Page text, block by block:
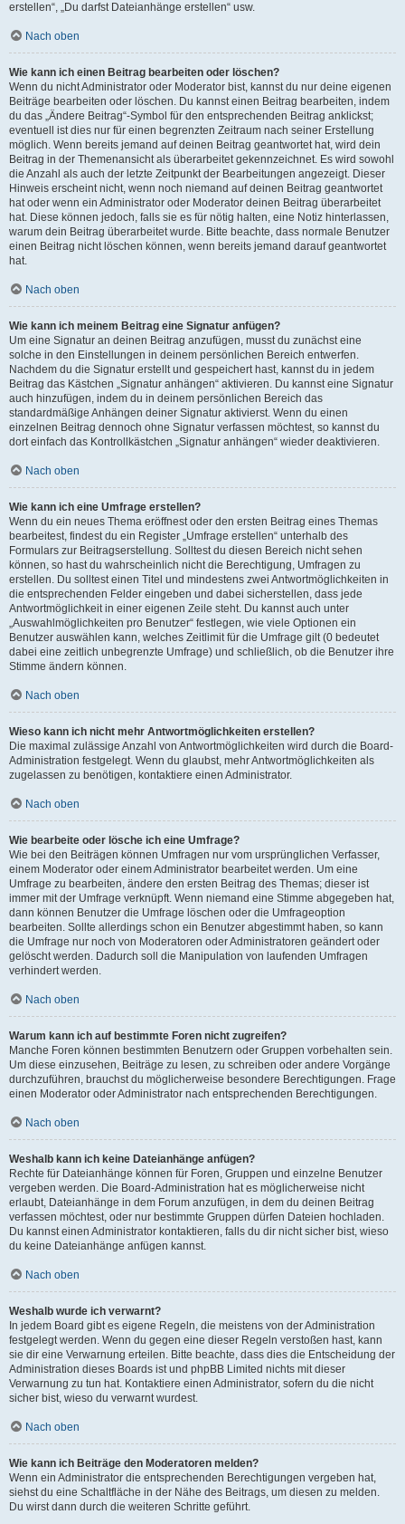
erstellen“, „Du darfst Dateianhänge erstellen“ usw.
Nach oben
Wie kann ich einen Beitrag bearbeiten oder löschen?
Wenn du nicht Administrator oder Moderator bist, kannst du nur deine eigenen
Beiträge bearbeiten oder löschen. Du kannst einen Beitrag bearbeiten, indem
du das „Ändere Beitrag“-Symbol für den entsprechenden Beitrag anklickst;
eventuell ist dies nur für einen begrenzten Zeitraum nach seiner Erstellung
möglich. Wenn bereits jemand auf deinen Beitrag geantwortet hat, wird dein
Beitrag in der Themenansicht als überarbeitet gekennzeichnet. Es wird sowohl
die Anzahl als auch der letzte Zeitpunkt der Bearbeitungen angezeigt. Dieser
Hinweis erscheint nicht, wenn noch niemand auf deinen Beitrag geantwortet
hat oder wenn ein Administrator oder Moderator deinen Beitrag überarbeitet
hat. Diese können jedoch, falls sie es für nötig halten, eine Notiz hinterlassen,
warum dein Beitrag überarbeitet wurde. Bitte beachte, dass normale Benutzer
einen Beitrag nicht löschen können, wenn bereits jemand darauf geantwortet
hat.
Nach oben
Wie kann ich meinem Beitrag eine Signatur anfügen?
Um eine Signatur an deinen Beitrag anzufügen, musst du zunächst eine
solche in den Einstellungen in deinem persönlichen Bereich entwerfen.
Nachdem du die Signatur erstellt und gespeichert hast, kannst du in jedem
Beitrag das Kästchen „Signatur anhängen“ aktivieren. Du kannst eine Signatur
auch hinzufügen, indem du in deinem persönlichen Bereich das
standardmäßige Anhängen deiner Signatur aktivierst. Wenn du einen
einzelnen Beitrag dennoch ohne Signatur verfassen möchtest, so kannst du
dort einfach das Kontrollkästchen „Signatur anhängen“ wieder deaktivieren.
Nach oben
Wie kann ich eine Umfrage erstellen?
Wenn du ein neues Thema eröffnest oder den ersten Beitrag eines Themas
bearbeitest, findest du ein Register „Umfrage erstellen“ unterhalb des
Formulars zur Beitragserstellung. Solltest du diesen Bereich nicht sehen
können, so hast du wahrscheinlich nicht die Berechtigung, Umfragen zu
erstellen. Du solltest einen Titel und mindestens zwei Antwortmöglichkeiten in
die entsprechenden Felder eingeben und dabei sicherstellen, dass jede
Antwortmöglichkeit in einer eigenen Zeile steht. Du kannst auch unter
„Auswahlmöglichkeiten pro Benutzer“ festlegen, wie viele Optionen ein
Benutzer auswählen kann, welches Zeitlimit für die Umfrage gilt (0 bedeutet
dabei eine zeitlich unbegrenzte Umfrage) und schließlich, ob die Benutzer ihre
Stimme ändern können.
Nach oben
Wieso kann ich nicht mehr Antwortmöglichkeiten erstellen?
Die maximal zulässige Anzahl von Antwortmöglichkeiten wird durch die Board-
Administration festgelegt. Wenn du glaubst, mehr Antwortmöglichkeiten als
zugelassen zu benötigen, kontaktiere einen Administrator.
Nach oben
Wie bearbeite oder lösche ich eine Umfrage?
Wie bei den Beiträgen können Umfragen nur vom ursprünglichen Verfasser,
einem Moderator oder einem Administrator bearbeitet werden. Um eine
Umfrage zu bearbeiten, ändere den ersten Beitrag des Themas; dieser ist
immer mit der Umfrage verknüpft. Wenn niemand eine Stimme abgegeben hat,
dann können Benutzer die Umfrage löschen oder die Umfrageoption
bearbeiten. Sollte allerdings schon ein Benutzer abgestimmt haben, so kann
die Umfrage nur noch von Moderatoren oder Administratoren geändert oder
gelöscht werden. Dadurch soll die Manipulation von laufenden Umfragen
verhindert werden.
Nach oben
Warum kann ich auf bestimmte Foren nicht zugreifen?
Manche Foren können bestimmten Benutzern oder Gruppen vorbehalten sein.
Um diese einzusehen, Beiträge zu lesen, zu schreiben oder andere Vorgänge
durchzuführen, brauchst du möglicherweise besondere Berechtigungen. Frage
einen Moderator oder Administrator nach entsprechenden Berechtigungen.
Nach oben
Weshalb kann ich keine Dateianhänge anfügen?
Rechte für Dateianhänge können für Foren, Gruppen und einzelne Benutzer
vergeben werden. Die Board-Administration hat es möglicherweise nicht
erlaubt, Dateianhänge in dem Forum anzufügen, in dem du deinen Beitrag
verfassen möchtest, oder nur bestimmte Gruppen dürfen Dateien hochladen.
Du kannst einen Administrator kontaktieren, falls du dir nicht sicher bist, wieso
du keine Dateianhänge anfügen kannst.
Nach oben
Weshalb wurde ich verwarnt?
In jedem Board gibt es eigene Regeln, die meistens von der Administration
festgelegt werden. Wenn du gegen eine dieser Regeln verstoßen hast, kann
sie dir eine Verwarnung erteilen. Bitte beachte, dass dies die Entscheidung der
Administration dieses Boards ist und phpBB Limited nichts mit dieser
Verwarnung zu tun hat. Kontaktiere einen Administrator, sofern du die nicht
sicher bist, wieso du verwarnt wurdest.
Nach oben
Wie kann ich Beiträge den Moderatoren melden?
Wenn ein Administrator die entsprechenden Berechtigungen vergeben hat,
siehst du eine Schaltfläche in der Nähe des Beitrags, um diesen zu melden.
Du wirst dann durch die weiteren Schritte geführt.